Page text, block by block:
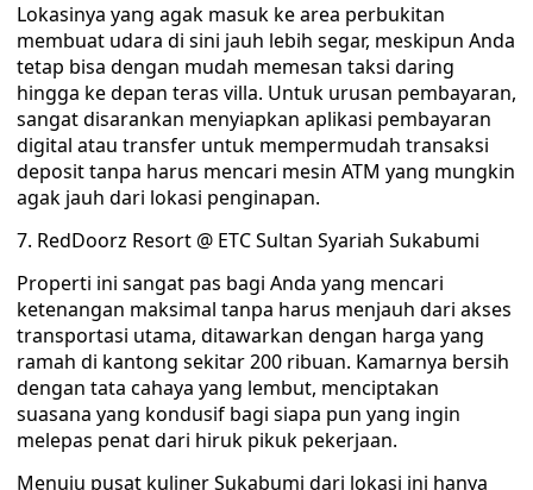
Lokasinya yang agak masuk ke area perbukitan
membuat udara di sini jauh lebih segar, meskipun Anda
tetap bisa dengan mudah memesan taksi daring
hingga ke depan teras villa. Untuk urusan pembayaran,
sangat disarankan menyiapkan aplikasi pembayaran
digital atau transfer untuk mempermudah transaksi
deposit tanpa harus mencari mesin ATM yang mungkin
agak jauh dari lokasi penginapan.
7. RedDoorz Resort @ ETC Sultan Syariah Sukabumi
Properti ini sangat pas bagi Anda yang mencari
ketenangan maksimal tanpa harus menjauh dari akses
transportasi utama, ditawarkan dengan harga yang
ramah di kantong sekitar 200 ribuan. Kamarnya bersih
dengan tata cahaya yang lembut, menciptakan
suasana yang kondusif bagi siapa pun yang ingin
melepas penat dari hiruk pikuk pekerjaan.
Menuju pusat kuliner Sukabumi dari lokasi ini hanya